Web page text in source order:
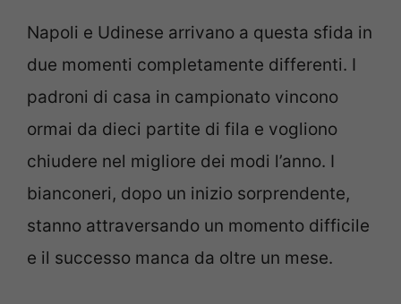
Napoli e Udinese arrivano a questa sfida in
due momenti completamente differenti. I
padroni di casa in campionato vincono
ormai da dieci partite di fila e vogliono
chiudere nel migliore dei modi l’anno. I
bianconeri, dopo un inizio sorprendente,
stanno attraversando un momento difficile
e il successo manca da oltre un mese.